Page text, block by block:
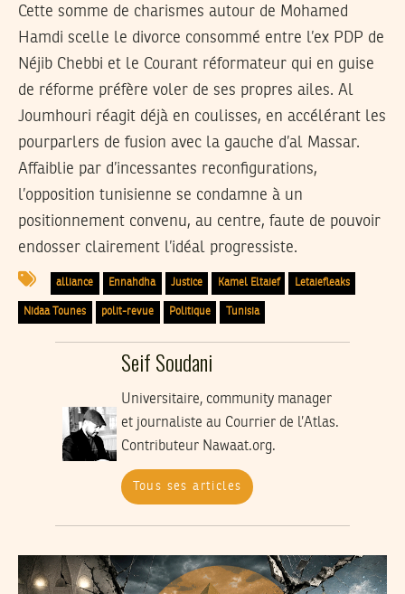
Cette somme de charismes autour de Mohamed
Hamdi scelle le divorce consommé entre l’ex PDP de
Néjib Chebbi et le Courant réformateur qui en guise
de réforme préfère voler de ses propres ailes. Al
Joumhouri réagit déjà en coulisses, en accélérant les
pourparlers de fusion avec la gauche d’al Massar.
Affaiblie par d’incessantes reconfigurations,
l’opposition tunisienne se condamne à un
positionnement convenu, au centre, faute de pouvoir
endosser clairement l’idéal progressiste.
alliance Ennahdha Justice Kamel Eltaief Letaiefleaks
Nidaa Tounes polit-revue Politique Tunisia
Seif Soudani
Universitaire, community manager
et journaliste au Courrier de l’Atlas.
Contributeur Nawaat.org.
Tous ses articles